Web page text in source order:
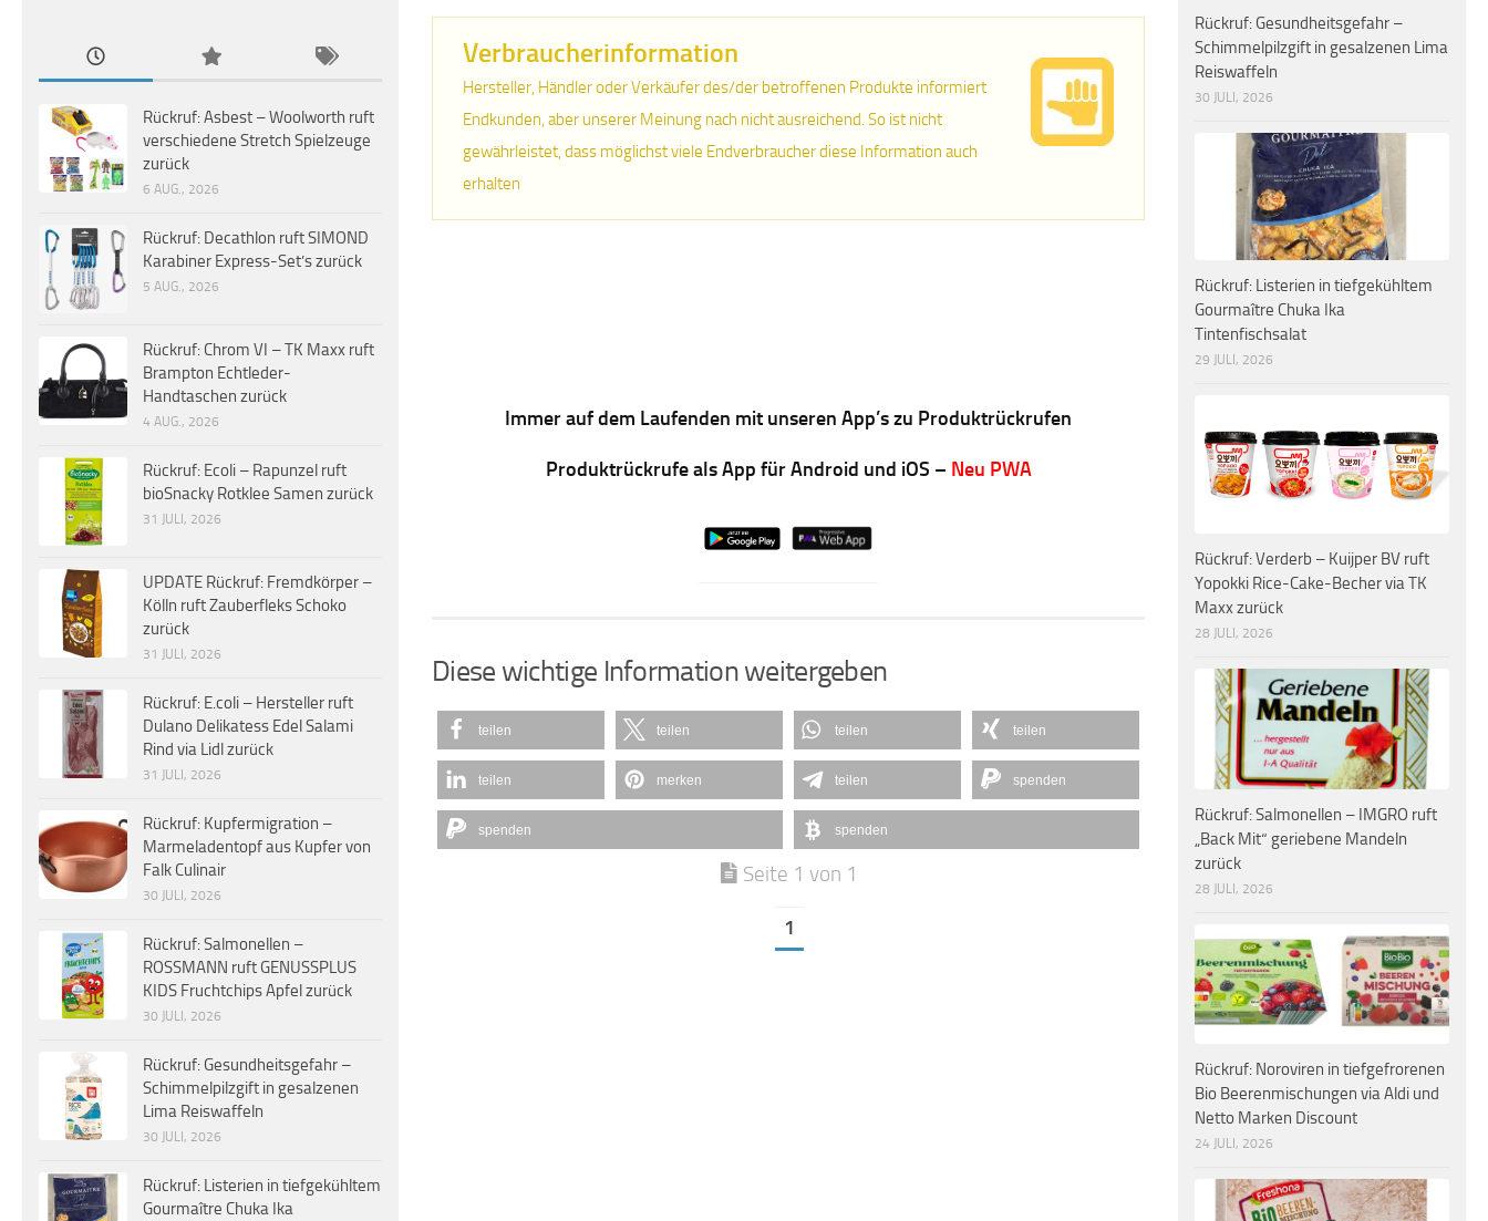
Verbraucherinformation
Hersteller, Händler oder Verkäufer des/der betroffenen Produkte informiert
Endkunden, aber unserer Meinung nach nicht ausreichend. So ist nicht
gewährleistet, dass möglichst viele Endverbraucher diese Information auch
erhalten
Immer auf dem Laufenden mit unseren App’s zu Produktrückrufen
Produktrückrufe als App für Android und iOS – Neu PWA
Diese wichtige Information weitergeben
teilen teilen teilen teilen
teilen merken teilen spenden
spenden spenden
Seite 1 von 1
1
Rückruf: Asbest – Woolworth ruft
verschiedene Stretch Spielzeuge
zurück
6 AUG., 2026
Rückruf: Decathlon ruft SIMOND
Karabiner Express-Set’s zurück
5 AUG., 2026
Rückruf: Chrom VI – TK Maxx ruft
Brampton Echtleder-
Handtaschen zurück
4 AUG., 2026
Rückruf: Ecoli – Rapunzel ruft
bioSnacky Rotklee Samen zurück
31 JULI, 2026
UPDATE Rückruf: Fremdkörper –
Kölln ruft Zauberfleks Schoko
zurück
31 JULI, 2026
Rückruf: E.coli – Hersteller ruft
Dulano Delikatess Edel Salami
Rind via Lidl zurück
31 JULI, 2026
Rückruf: Kupfermigration –
Marmeladentopf aus Kupfer von
Falk Culinair
30 JULI, 2026
Rückruf: Salmonellen –
ROSSMANN ruft GENUSSPLUS
KIDS Fruchtchips Apfel zurück
30 JULI, 2026
Rückruf: Gesundheitsgefahr –
Schimmelpilzgift in gesalzenen
Lima Reiswaffeln
30 JULI, 2026
Rückruf: Listerien in tiefgekühltem
Gourmaître Chuka Ika
Rückruf: Gesundheitsgefahr –
Schimmelpilzgift in gesalzenen Lima
Reiswaffeln
30 JULI, 2026
Rückruf: Listerien in tiefgekühltem
Gourmaître Chuka Ika
Tintenfischsalat
29 JULI, 2026
Rückruf: Verderb – Kuijper BV ruft
Yopokki Rice-Cake-Becher via TK
Maxx zurück
28 JULI, 2026
Rückruf: Salmonellen – IMGRO ruft
„Back Mit“ geriebene Mandeln
zurück
28 JULI, 2026
Rückruf: Noroviren in tiefgefrorenen
Bio Beerenmischungen via Aldi und
Netto Marken Discount
24 JULI, 2026